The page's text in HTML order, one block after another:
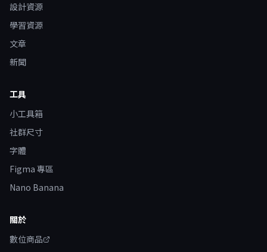
設計資源
學習資源
文章
新聞
工具
小工具箱
社群尺寸
字體
Figma 專區
Nano Banana
關於
數位商品